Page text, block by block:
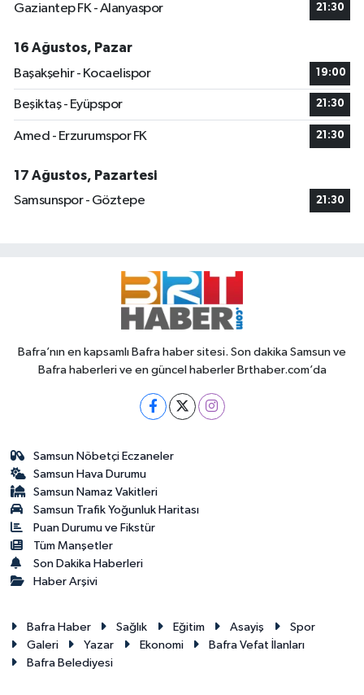
Gaziantep FK - Alanyaspor 21:30
16 Ağustos, Pazar
Başakşehir - Kocaelispor
19:00
Beşiktaş - Eyüpspor 21:30
Amed - Erzurumspor FK 21:30
17 Ağustos, Pazartesi
Samsunspor - Göztepe
21:30
Bafra’nın en kapsamlı Bafra haber sitesi. Son dakika Samsun ve
Bafra haberleri ve en güncel haberler Brthaber.com’da
Samsun Nöbetçi Eczaneler
Samsun Hava Durumu
Samsun Namaz Vakitleri
Samsun Trafik Yoğunluk Haritası
Puan Durumu ve Fikstür
Tüm Manşetler
Son Dakika Haberleri
Haber Arşivi
Bafra Haber Sağlık Eğitim Asayiş
Spor
Galeri
Yazar Ekonomi
Bafra Vefat İlanları
Bafra Belediyesi